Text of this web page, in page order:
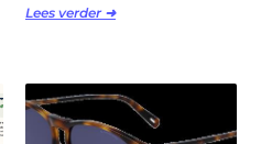
Lees verder ➜